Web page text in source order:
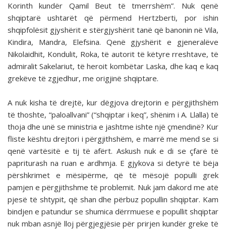
Korinth kundër Qamil Beut të tmerrshëm”. Nuk qenë
shqiptarë ushtarët që përmend Hertzberti, por ishin
shqipfolësit gjyshërit e stërgjyshërit tanë që banonin në Vila,
Kindira, Mandra, Elefsina. Qenë gjyshërit e gjeneralëve
Nikolaidhit, Kondulit, Roka, të autorit të këtyre rreshtave, të
admiralit Sakelariut, të heroit kombëtar Laska, dhe kaq e kaq
grekëve të zgjedhur, me origjinë shqiptare.
A nuk kisha të drejtë, kur dëgjova drejtorin e përgjithshëm
të thoshte, “paloallvani” (“shqiptar i keq”, shënim i A. Llalla) të
thoja dhe unë se ministria e jashtme ishte një çmendinë? Kur
fliste kështu drejtori i përgjithshëm, e marrë me mend se si
qenë vartësitë e tij të afërt. Askush nuk e di se çfarë të
papriturash na ruan e ardhmja. E gjykova si detyrë të bëja
përshkrimet e mësipërme, që të mësojë populli grek
pamjen e përgjithshme të problemit. Nuk jam dakord me atë
pjesë të shtypit, që shan dhe përbuz popullin shqiptar. Kam
bindjen e patundur se shumica dërrmuese e popullit shqiptar
nuk mban asnjë lloj përgjegjësie për prirjen kundër greke të